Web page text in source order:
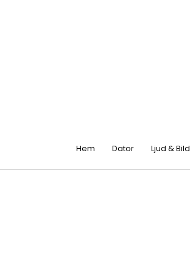
Hem Dator Ljud & Bild